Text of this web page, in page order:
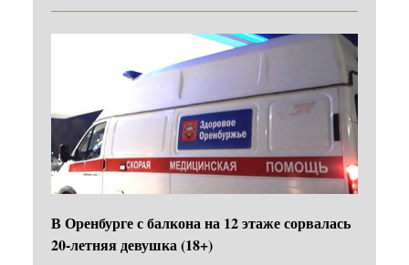
В Оренбурге с балкона на 12 этаже сорвалась
20-летняя девушка (18+)